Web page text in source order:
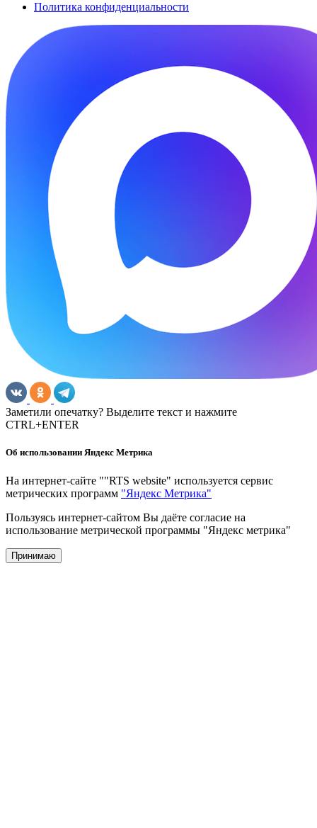
Политика конфиденциальности
Заметили опечатку? Выделите текст и нажмите
CTRL+ENTER
Об использовании Яндекс Метрика
На интернет-сайте ""RTS website" используется сервис
метрических программ "Яндекс Метрика"
Пользуясь интернет-сайтом Вы даёте согласие на
использование метрической программы "Яндекс метрика"
Принимаю